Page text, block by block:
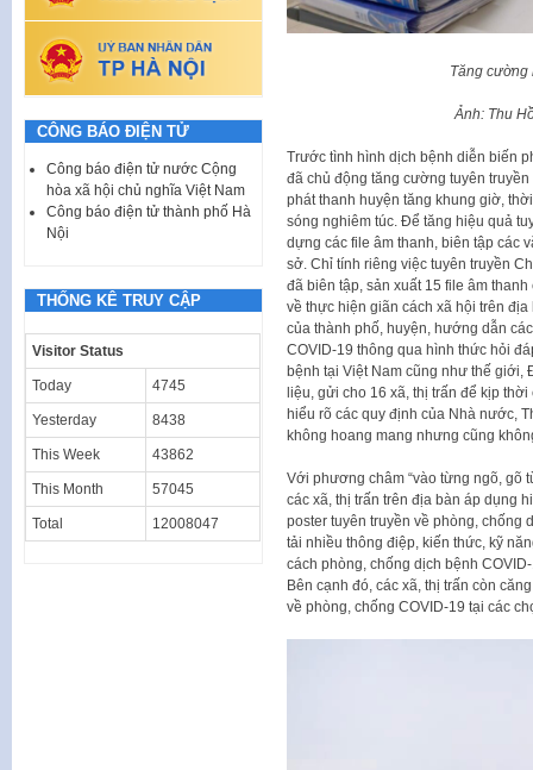
Tăng cường
Ảnh: Thu
Trước tình hình dịch bệnh diễn biến
đã chủ động tăng cường tuyên
phát thanh huyện tăng khung giờ,
sóng nghiêm túc. Để tăng hiệu quả
dựng các file âm thanh, biên tập các
sở. Chỉ tính riêng việc tuyên truyền
đã biên tập, sản xuất 15 file âm
về thực hiện giãn cách xã hội trên
của thành phố, huyện, hướng dẫn
COVID-19 thông qua hình thức hỏi
bệnh tại Việt Nam cũng như thế giới,
liệu, gửi cho 16 xã, thị trấn để kịp
hiểu rõ các quy định của Nhà nước,
không hoang mang nhưng cũng
Với phương châm “vào từng ngõ, gõ
các xã, thị trấn trên địa bàn áp dụng
poster tuyên truyền về phòng, chống
tải nhiều thông điệp, kiến thức, kỹ
cách phòng, chống dịch bệnh
Bên cạnh đó, các xã, thị trấn còn
về phòng, chống COVID-19 tại các
CÔNG BÁO ĐIỆN TỬ
Công báo điện tử nước Cộng
hòa xã hội chủ nghĩa Việt Nam
Công báo điện tử thành phố Hà
Nội
THỐNG KÊ TRUY CẬP
Visitor Status
Today 4745
Yesterday 8438
This Week 43862
This Month 57045
Total 12008047